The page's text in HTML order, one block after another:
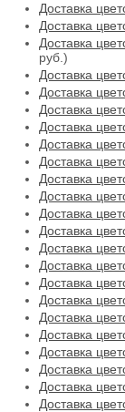
Доставка
Доставка
Доставка
руб.)
Доставка
Доставка
Доставка
Доставка
Доставка
Доставка
Доставка
Доставка
Доставка
Доставка
Доставка
Доставка
Доставка
Доставка
Доставка
Доставка
Доставка
Доставка
Доставка
Доставка